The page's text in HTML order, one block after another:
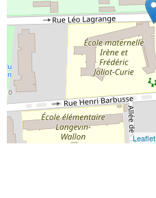
Leaflet